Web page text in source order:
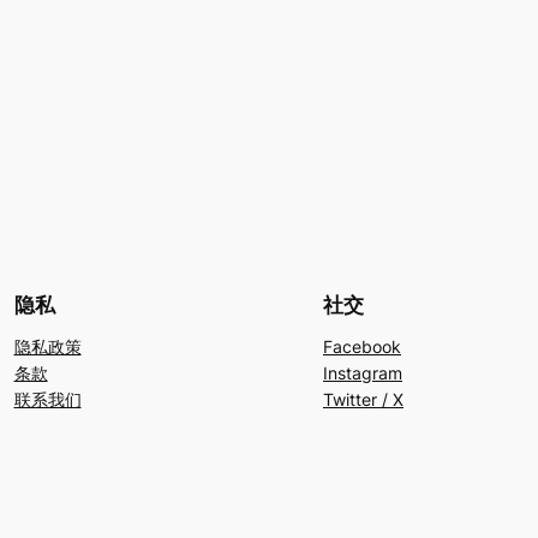
隐私
隐私政策
条款
联系我们
社交
Facebook
Instagram
Twitter / X